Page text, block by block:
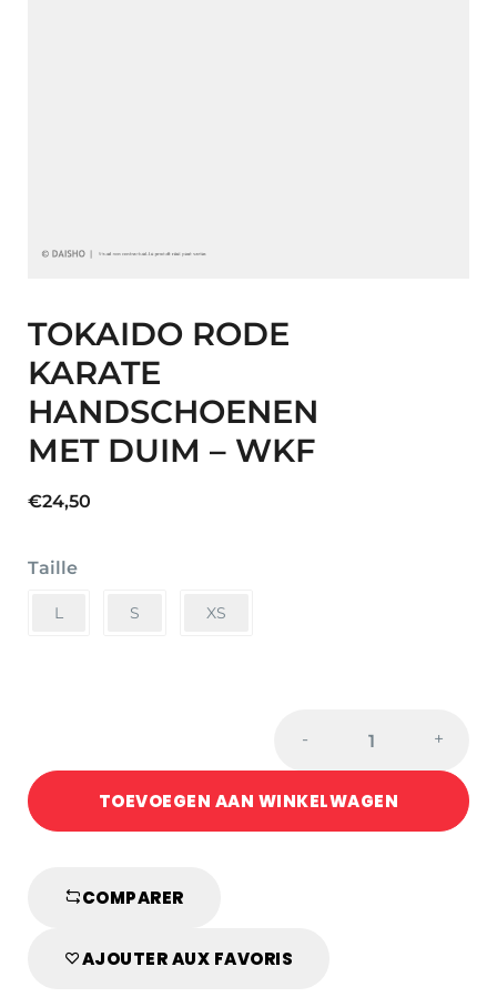
TOKAIDO RODE
KARATE
HANDSCHOENEN
MET DUIM – WKF
€24,50
Taille
L S XS
HANDSCHOENEN
MET
- +
TOEVOEGEN AAN WINKELWAGEN
COMPARER
AJOUTER AUX FAVORIS